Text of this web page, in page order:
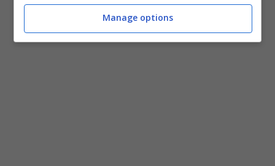
numero esiguo lasciando la Terra al più evoluto
Manage options